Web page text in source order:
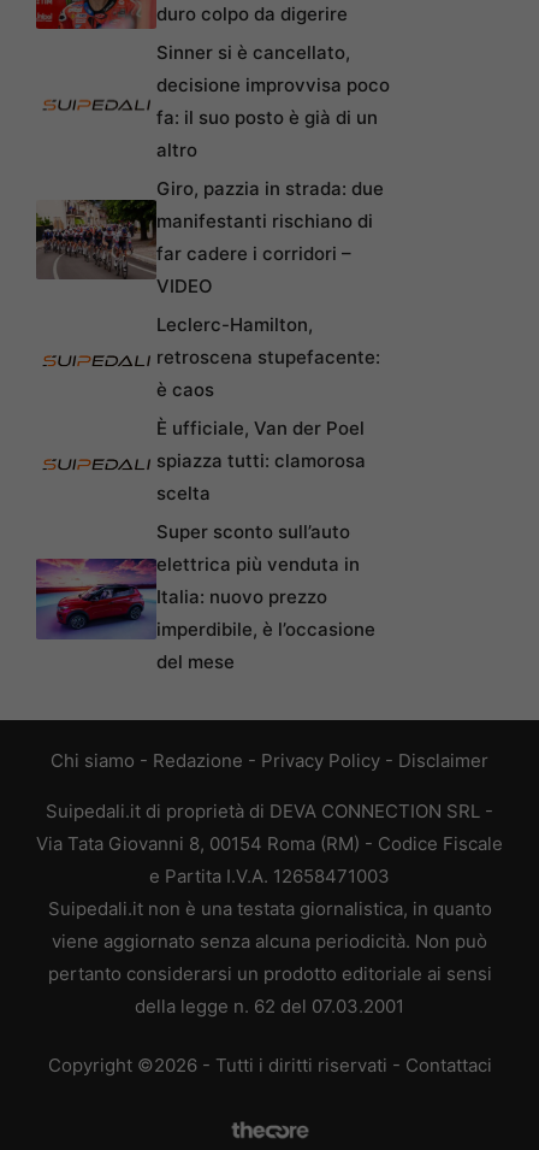
duro colpo da digerire
Sinner si è cancellato,
decisione improvvisa poco
fa: il suo posto è già di un
altro
Giro, pazzia in strada: due
manifestanti rischiano di
far cadere i corridori –
VIDEO
Leclerc-Hamilton,
retroscena stupefacente:
è caos
È ufficiale, Van der Poel
spiazza tutti: clamorosa
scelta
Super sconto sull’auto
elettrica più venduta in
Italia: nuovo prezzo
imperdibile, è l’occasione
del mese
Chi siamo - Redazione - Privacy Policy - Disclaimer
Suipedali.it di proprietà di DEVA CONNECTION SRL -
Via Tata Giovanni 8, 00154 Roma (RM) - Codice Fiscale
e Partita I.V.A. 12658471003
Suipedali.it non è una testata giornalistica, in quanto
viene aggiornato senza alcuna periodicità. Non può
pertanto considerarsi un prodotto editoriale ai sensi
della legge n. 62 del 07.03.2001
Copyright ©2026 - Tutti i diritti riservati - Contattaci